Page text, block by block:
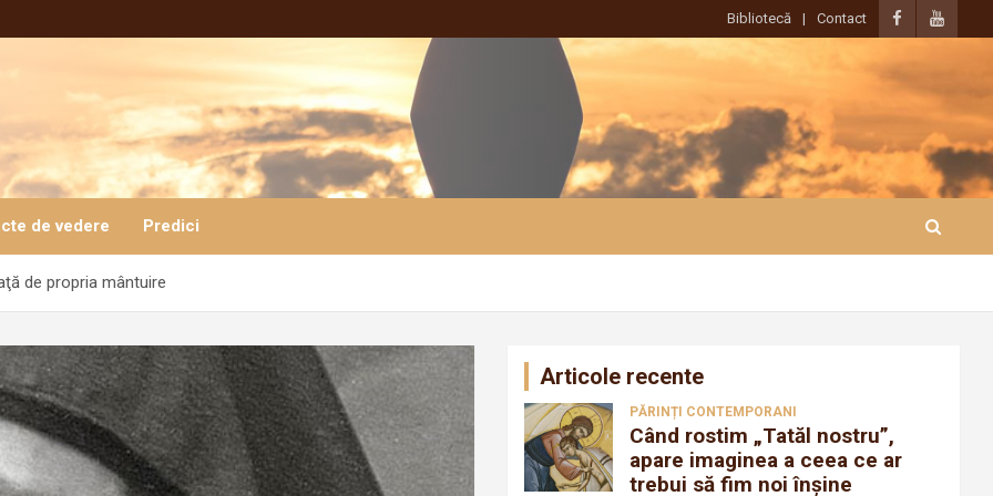
Bibliotecă Contact
de vedere Predici
de propria mântuire
Articole recente
PĂRINȚI CONTEMPORANI
Când rostim „Tatăl nostru”,
apare imaginea a ceea ce ar
trebui să fim noi înșine